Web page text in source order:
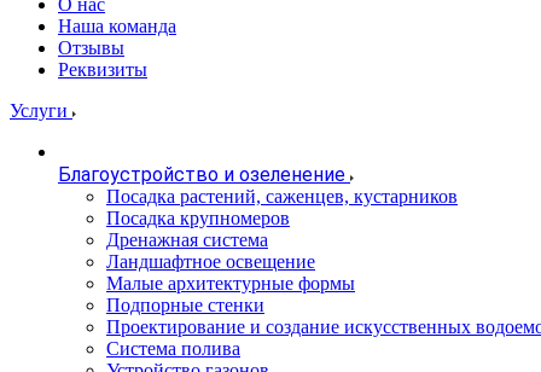
О нас
Наша команда
Отзывы
Реквизиты
Услуги
Благоустройство и озеленение
Посадка растений, саженцев, кустарников
Посадка крупномеров
Дренажная система
Ландшафтное освещение
Малые архитектурные формы
Подпорные стенки
Проектирование и создание искусственных
Система полива